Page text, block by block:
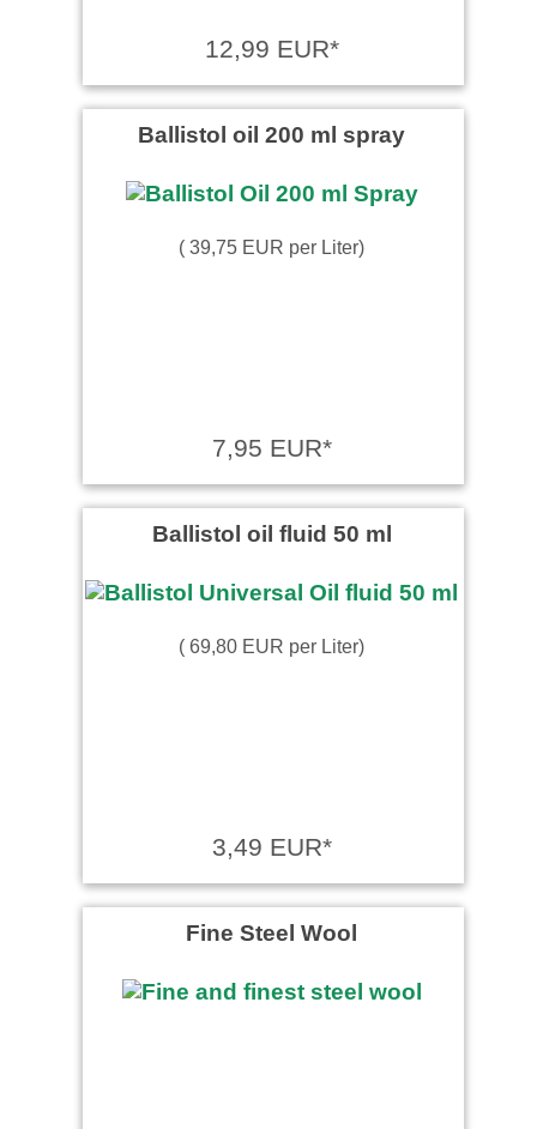
12,99 EUR*
Ballistol oil 200 ml spray
( 39,75 EUR per Liter)
7,95 EUR*
Ballistol oil fluid 50 ml
( 69,80 EUR per Liter)
3,49 EUR*
Fine Steel Wool